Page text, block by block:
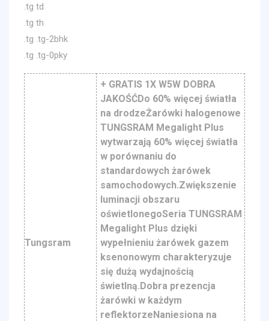
.tg td
.tg th
.tg .tg-2bhk
.tg .tg-0pky
Tungsram
+ GRATIS 1X W5W DOBRA
JAKOŚĆDo 60% więcej światła
na drodzeŻarówki halogenowe
TUNGSRAM Megalight Plus
wytwarzają 60% więcej światła
w porównaniu do
standardowych żarówek
samochodowych.Zwiększenie
luminacji obszaru
oświetlonegoSeria TUNGSRAM
Megalight Plus dzięki
wypełnieniu żarówek gazem
ksenonowym charakteryzuje
się dużą wydajnością
świetlną.Dobra prezencja
żarówki w każdym
reflektorzeNaniesiona na